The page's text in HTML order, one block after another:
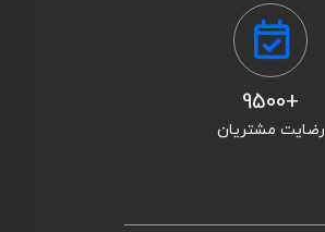
+9500
رضایت مشتریان